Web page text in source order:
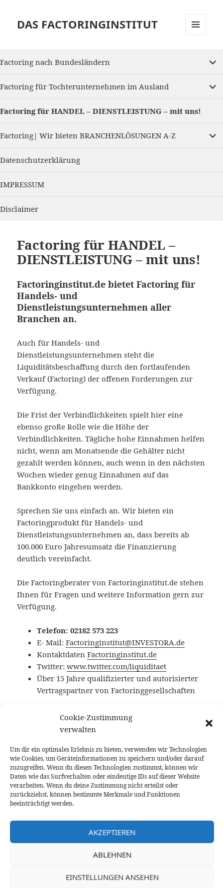
Cookie-Zustimmung
verwalten
Um dir ein optimales Erlebnis zu bieten, verwenden wir Technologien
wie Cookies, um Geräteinformationen zu speichern und/oder darauf
zuzugreifen. Wenn du diesen Technologien zustimmst, können wir
Daten wie das Surfverhalten oder eindeutige IDs auf dieser Website
verarbeiten. Wenn du deine Zustimmung nicht erteilst oder
zurückziehst, können bestimmte Merkmale und Funktionen
beeinträchtigt werden.
AKZEPTIEREN
ABLEHNEN
EINSTELLUNGEN ANSEHEN
DAS FACTORINGINSTITUT
Factoring nach Bundesländern
child
Factoring für Tochterunternehmen im Ausland
child
Factoring für HANDEL – DIENSTLEISTUNG – mit uns!
Factoring| Wir bieten BRANCHENLÖSUNGEN A-Z
child
Datenschutzerklärung
IMPRESSUM
Disclaimer
Factoring für HANDEL –
DIENSTLEISTUNG – mit uns!
Factoringinstitut.de bietet Factoring für
Handels- und
Dienstleistungsunternehmen aller
Branchen an.
Auch für Handels- und
Dienstleistungsunternehmen steht die
Liquiditätsbeschaffung durch den fortlaufenden
Verkauf (Factoring) der offenen Forderungen zur
Verfügung.
Die Frist der Verbindlichkeiten spielt hier eine
ebenso große Rolle wie die Höhe der
Verbindlichkeiten. Tägliche hohe Einnahmen helfen
nicht, wenn am Monatsende die Gehälter nicht
gezahlt werden können, auch wenn in den nächsten
Wochen wieder genug Einnahmen auf das
Bankkonto eingehen werden.
Sprechen Sie uns einfach an. Wir bieten ein
Factoringprodukt für Handels- und
Dienstleistungsunternehmen an, dass bereits ab
100.000 Euro Jahresumsatz die Finanzierung
deutlich vereinfacht.
Die Factoringberater von Factoringinstitut.de stehen
Ihnen für Fragen und weitere Information gern zur
Verfügung.
Telefon: 02182 573 223
E- Mail:Factoringinstitut@INVESTORA.de
KontaktdatenFactoringinstitut.de
Twitter:www.twitter.com/liquiditaet
Über 15 Jahre qualifizierter und autorisierter
Vertragspartner von Factoringgesellschaften
Vertrauen Sie den Factoringberatern von
Factoringinstitut.de aus dem Beratungshaus